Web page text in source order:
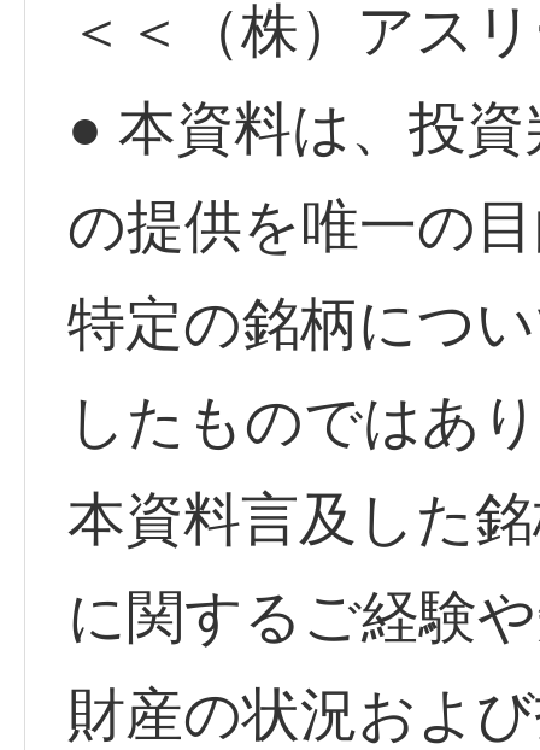
＜＜（株）アス
● 本資料は、投
の提供を唯一の
特定の銘柄につ
したものではあ
本資料言及した
に関するご経験
財産の状況およ